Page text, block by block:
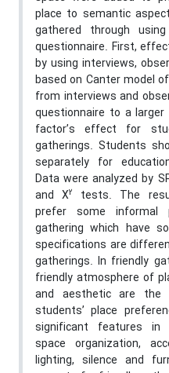
place to semantic
gathered through
questionnaire. First,
by using interviews,
based on Canter model
from interviews and
questionnaire to a
factor’s effect for
gatherings. Students
separately for
Data were analyzed by
and X2
tests. The
prefer some
gathering which have
specifications are
gatherings. In friendly
friendly atmosphere of
and aesthetic are
students’ place
significant features in
space organization,
lighting, silence and